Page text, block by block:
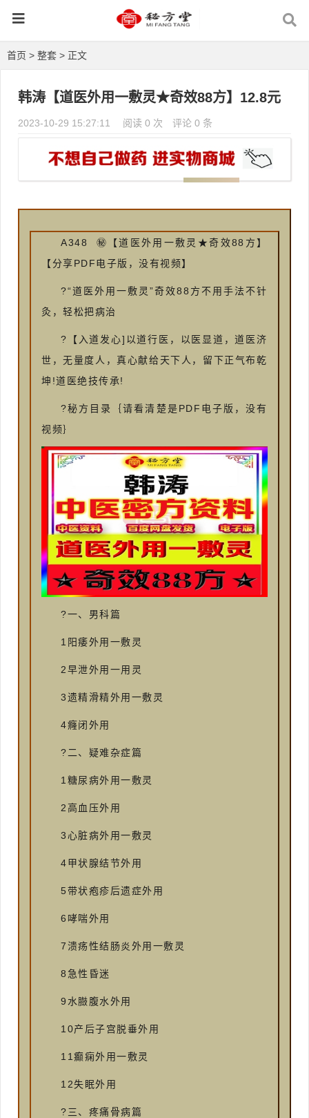
首页 > 整套 > 正文
韩涛【道医外用一敷灵★奇效88方】12.8元
2023-10-29 15:27:11 阅读 0 次 评论 0 条
A348 ㊙【道医外用一敷灵★奇效88方】
【分享PDF电子版，没有视频】
?“道医外用一敷灵”奇效88方不用手法不针
灸，轻松把病治
?【入道发心]以道行医，以医显道，道医济
世，无量度人，真心献给天下人，留下正气布乾
坤!道医绝技传承!
?秘方目录｛请看清楚是PDF电子版，没有
视频｝
?一、男科篇
1阳痿外用一敷灵
2早泄外用一用灵
3遗精滑精外用一敷灵
4癃闭外用
?二、疑难杂症篇
1糖尿病外用一敷灵
2高血压外用
3心脏病外用一敷灵
4甲状腺结节外用
5带状疱疹后遗症外用
6哮喘外用
7溃疡性结肠炎外用一敷灵
8急性昏迷
9水臌腹水外用
10产后子宫脱垂外用
11癫痫外用一敷灵
12失眠外用
?三、疼痛骨病篇